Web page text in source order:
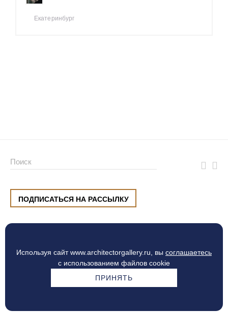
Екатеринбург
Используя сайт www.architectorgallery.ru, вы соглашаетесь
с использованием файлов cookie
ПРИНЯТЬ
ПОДПИСАТЬСЯ НА РАССЫЛКУ
ул. Малышева, 8, Екатеринбург
Процесс оплаты